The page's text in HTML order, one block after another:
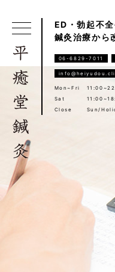
ED・勃起不
鍼灸治療から
06-6829-7011
Mon~Fri
Sat
Close
Sun/